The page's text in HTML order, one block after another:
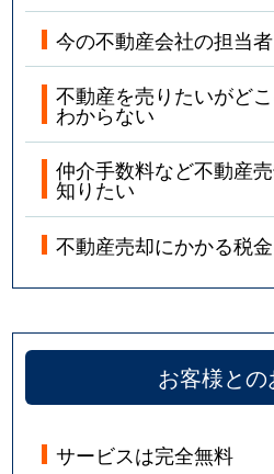
今の不動産会社の担当
不動産を売りたいがど
わからない
仲介手数料など不動産
知りたい
不動産売却にかかる税
お客様と
サービスは完全無料